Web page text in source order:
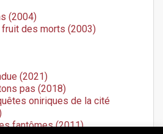
(2004)
des morts (2003)
(2021)
pas (2018)
oniriques de la cité
fantômes (2011)